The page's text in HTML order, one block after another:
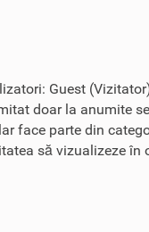
Guest
doar la anumite
face parte din
să vizualizeze